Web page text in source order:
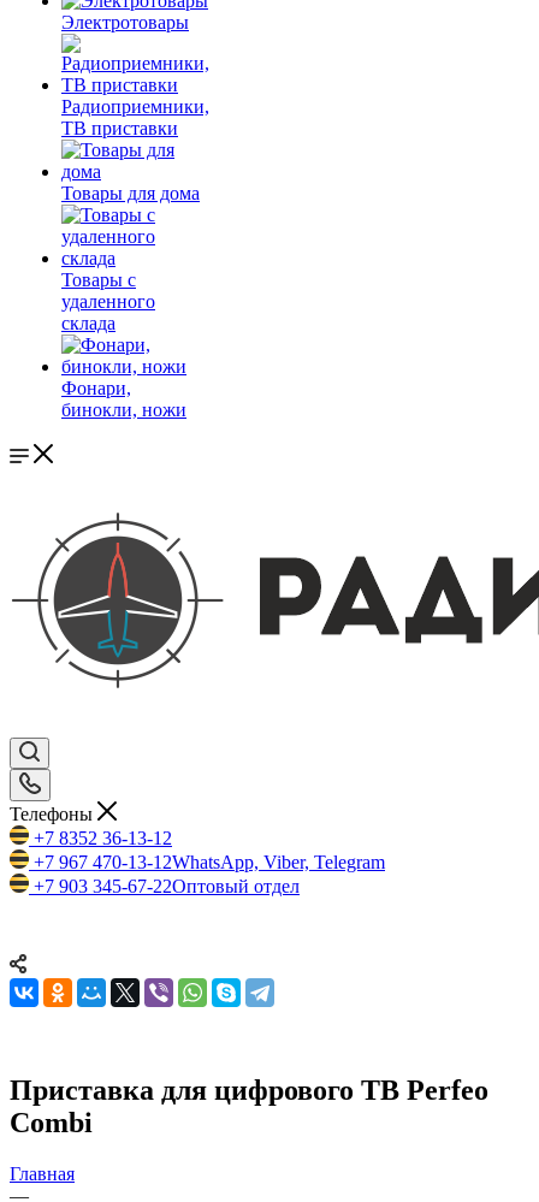
Электротовары
Радиоприемники,
ТВ приставки
Товары для дома
Товары с
удаленного
склада
Фонари,
бинокли, ножи
Телефоны
+7 8352 36-13-12
+7 967 470-13-12WhatsApp, Viber, Telegram
+7 903 345-67-22Оптовый отдел
Приставка для цифрового ТВ Perfeo
Combi
Главная
—